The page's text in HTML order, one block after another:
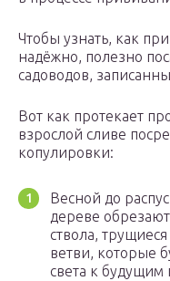
Чтобы узнать, как
надёжно, полезно
садоводов,
Вот как протекает
взрослой сливе
копулировки:
Весной до
дереве
ствола,
ветви, которые
света к будущим